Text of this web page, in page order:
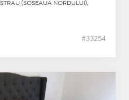
(SOSEAUA NORDULUI),
#33254